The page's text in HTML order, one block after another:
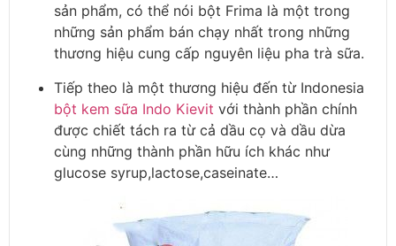
sản phẩm, có thể nói bột Frima là một trong
những sản phẩm bán chạy nhất trong những
thương hiệu cung cấp nguyên liệu pha trà sữa.
Tiếp theo là một thương hiệu đến từ Indonesia
bột kem sữa Indo Kievit với thành phần chính
được chiết tách ra từ cả dầu cọ và dầu dừa
cùng những thành phần hữu ích khác như
glucose syrup,lactose,caseinate…